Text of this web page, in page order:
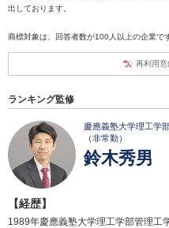
出しております。
商標対象は、回答者数が100人以上の企業で
再利用意
ランキング監修
慶應義塾大学理工学
（非常勤）
鈴木秀男
【経歴】
1989年慶應義塾大学理工学部管理工